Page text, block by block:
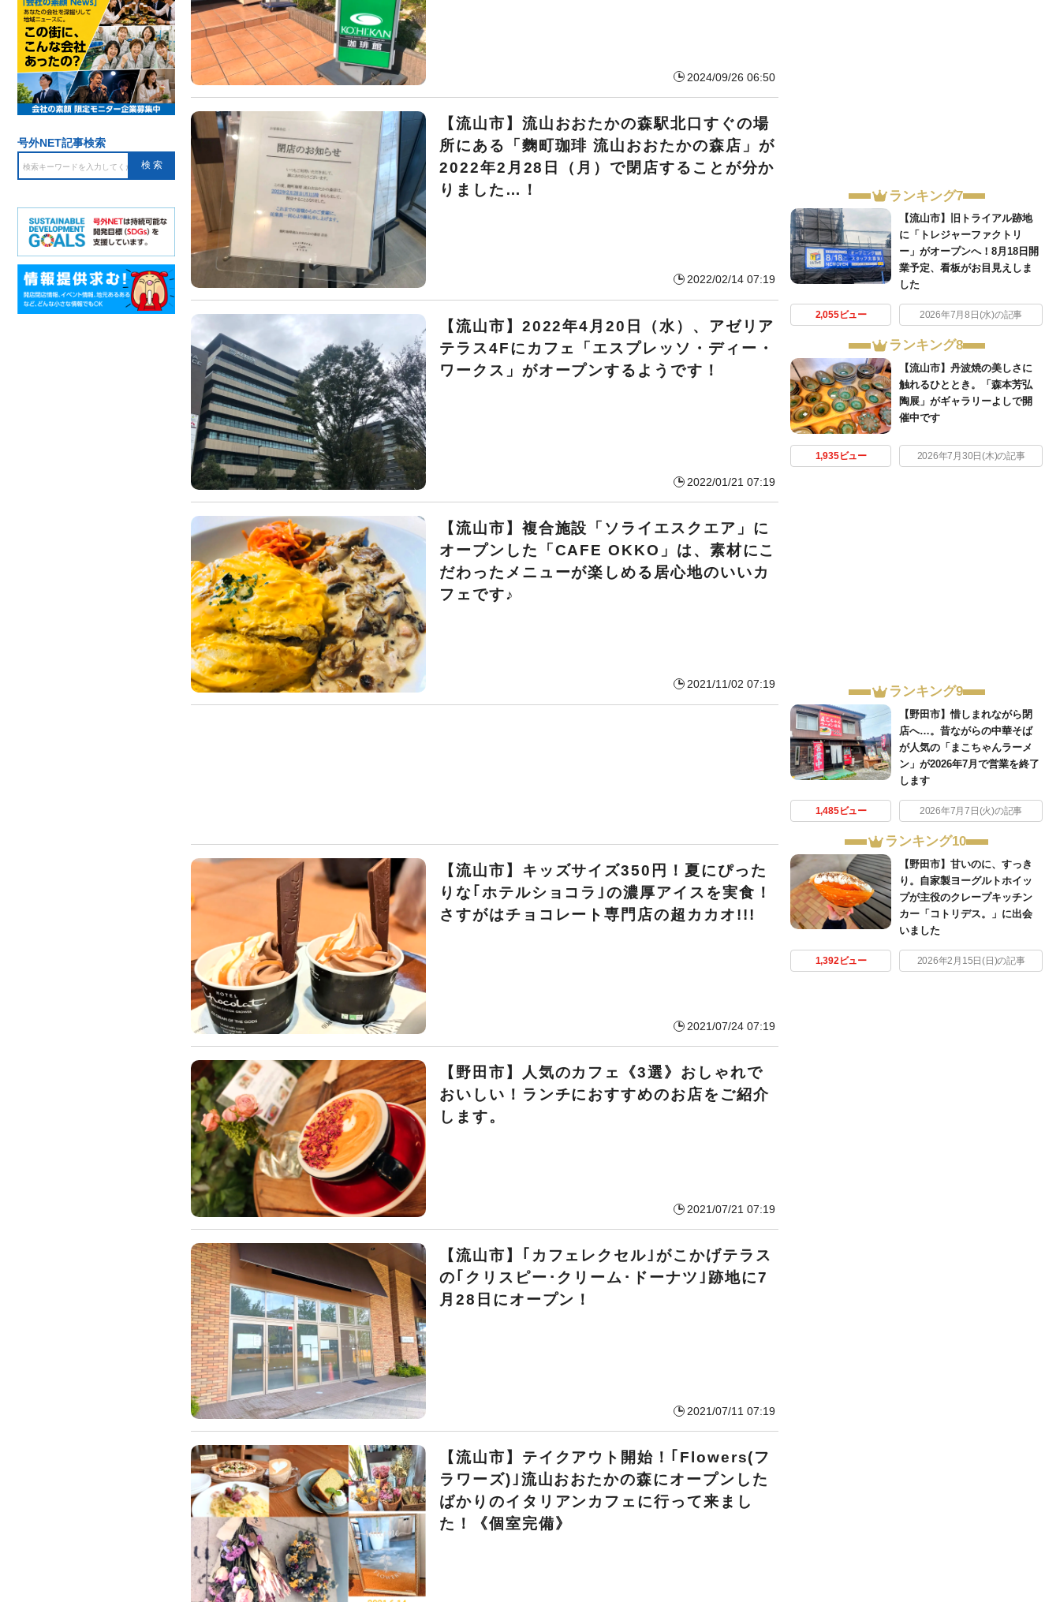
2024/09/26 06:50
【流山市】流山おおたかの森駅北口すぐの場
所にある「麴町珈琲 流山おおたかの森店」が
2022年2月28日（月）で閉店することが分か
りました…！
2022/02/14 07:19
【流山市】2022年4月20日（水）、アゼリア
テラス4Fにカフェ「エスプレッソ・ディー・
ワークス」がオープンするようです！
2022/01/21 07:19
【流山市】複合施設「ソライエスクエア」に
オープンした「CAFE OKKO」は、素材にこ
だわったメニューが楽しめる居心地のいいカ
フェです♪
2021/11/02 07:19
【流山市】キッズサイズ350円！夏にぴった
りな｢ホテルショコラ｣の濃厚アイスを実食！
さすがはチョコレート専門店の超カカオ!!!
2021/07/24 07:19
【野田市】人気のカフェ《3選》おしゃれで
おいしい！ランチにおすすめのお店をご紹介
します。
2021/07/21 07:19
【流山市】｢カフェレクセル｣がこかげテラス
の｢クリスピー･クリーム･ドーナツ｣跡地に7
月28日にオープン！
2021/07/11 07:19
【流山市】テイクアウト開始！｢Flowers(フ
ラワーズ)｣流山おおたかの森にオープンした
ばかりのイタリアンカフェに行って来まし
た！《個室完備》
ランキング7
【流山市】旧トライアル跡地
に「トレジャーファクトリ
ー」がオープンへ！8月18日開
業予定、看板がお目見えしま
した
2,055ビュー 2026年7月8日(水)の記事
ランキング8
【流山市】丹波焼の美しさに
触れるひととき。「森本芳弘
陶展」がギャラリーよしで開
催中です
1,935ビュー 2026年7月30日(木)の記事
ランキング9
【野田市】惜しまれながら閉
店へ…。昔ながらの中華そば
が人気の「まこちゃんラーメ
ン」が2026年7月で営業を終了
します
1,485ビュー 2026年7月7日(火)の記事
ランキング10
【野田市】甘いのに、すっき
り。自家製ヨーグルトホイッ
プが主役のクレープキッチン
カー「コトリデス。」に出会
いました
1,392ビュー 2026年2月15日(日)の記事
号外NET記事検索